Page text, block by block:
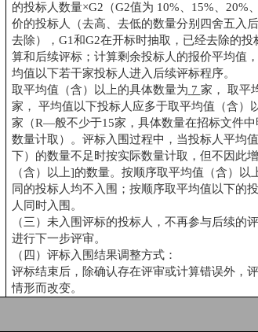
的投标人数量×G2（G2值为 10%、15%、20%
价的投标人（去高、去低的数量分别四舍五入
去除），G1和G2在开标时抽取，已经去除的
算和后续评标；计算剩余投标人的报价平均值
均值以下若干家投标人进入后续评标程序。
取平均值（含）以上的具体数量为 7 家， 取平
家，
平均值以下投标人应多于取平均值（含）
家（R—般不少于15家，具体数量在招标文件
数量计取）。评标入围过程中，当投标人平均
下）的数量不足时按实际数量计取，但不因此
（含）以上]的数量。按顺序取平均值（含）以
同的投标人均不入围；按顺序取平均值以下的
人同时入围。
（三）未入围评标的投标人，不再参与后续的
进行下一步评审。
（四）评标入围结果调整方式：
评标结束后，除确认存在评审或计算错误外，
情形而改变。